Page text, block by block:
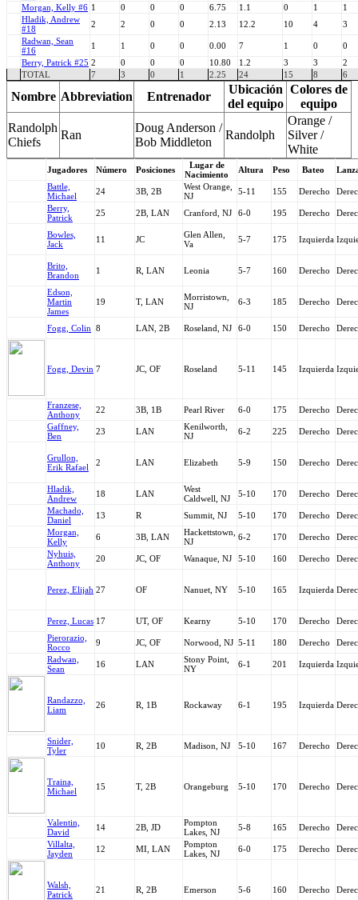
Morgan, Kelly #6 1 0 0 0 6.75 1.1 0 1
1
Hladik, Andrew
#18
2 2 0 0 2.13 12.2 10 4
3
Radwan, Sean
#16
1 1 0 0 0.00 7 1 0
0
Berry, Patrick #25 2 0 0 0 10.80 1.2 3 3
2
TOTAL
7 3 0 1 2.25 24 15 8 6
Nombre Abbreviation Entrenador
Ubicación
del equipo
Colores de
equipo
Randolph
Chiefs
Ran
Doug Anderson /
Bob Middleton
Randolph
Orange /
Silver /
White
Jugadores Número Posiciones
Lugar de
Nacimiento
Altura Peso Bateo
Battle,
Michael
24 3B, 2B
West Orange,
NJ
5-11 155 Derecho
Berry,
Patrick
25 2B, LAN Cranford, NJ 6-0 195 Derecho
Bowles,
Jack
11 JC
Glen Allen,
Va
5-7 175 Izquierda
Brito,
Brandon
1 R, LAN Leonia 5-7 160 Derecho
Edson,
Martin
James
19 T, LAN
Morristown,
NJ
6-3 185 Derecho
Fogg, Colin 8 LAN, 2B Roseland, NJ 6-0 150 Derecho
Fogg, Devin 7 JC, OF Roseland 5-11 145 Izquierda
Franzese,
Anthony
22 3B, 1B Pearl River 6-0 175 Derecho
Gaffney,
Ben
23 LAN
Kenilworth,
NJ
6-2 225 Derecho
Grullon,
Erik Rafael
2 LAN Elizabeth 5-9 150 Derecho
Hladik,
Andrew
18 LAN
West
Caldwell, NJ
5-10 170 Derecho
Machado,
Daniel
13 R Summit, NJ 5-10 170 Derecho
Morgan,
Kelly
6 3B, LAN
Hackettstown,
NJ
6-2 170 Derecho
Nyhuis,
Anthony
20 JC, OF Wanaque, NJ 5-10 160 Derecho
Perez, Elijah 27 OF Nanuet, NY 5-10 165 Izquierda
Perez, Lucas 17 UT, OF Kearny 5-10 170 Derecho
Pierorazio,
Rocco
9 JC, OF Norwood, NJ 5-11 180 Derecho
Radwan,
Sean
16 LAN
Stony Point,
NY
6-1 201 Izquierda
Randazzo,
Liam
26 R, 1B Rockaway 6-1 195 Izquierda
Snider,
Tyler
10 R, 2B Madison, NJ 5-10 167 Derecho
Traina,
Michael
15 T, 2B Orangeburg 5-10 170 Derecho
Valentin,
David
14 2B, JD
Pompton
Lakes, NJ
5-8 165 Derecho
Villalta,
Jayden
12 MI, LAN
Pompton
Lakes, NJ
6-0 175 Derecho
Walsh,
Patrick
21 R, 2B Emerson 5-6 160 Derecho